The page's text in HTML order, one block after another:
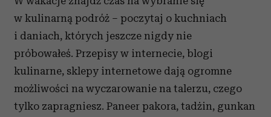
w kulinarną podróż – poczytaj o kuchniach
i daniach, których jeszcze nigdy nie
próbowałeś. Przepisy w internecie, blogi
kulinarne, sklepy internetowe dają ogromne
możliwości na wyczarowanie na talerzu, czego
tylko zapragniesz. Paneer pakora, tadżin, gunkan